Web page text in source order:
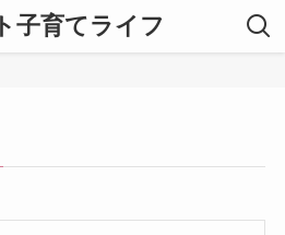
子育てライフ